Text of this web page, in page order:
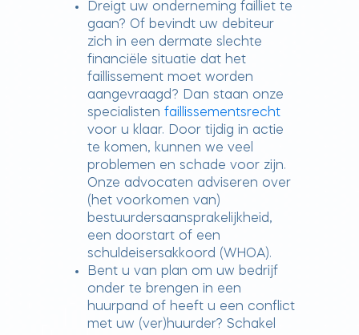
Dreigt uw onderneming failliet te
gaan? Of bevindt uw debiteur
zich in een dermate slechte
financiële situatie dat het
faillissement moet worden
aangevraagd? Dan staan onze
specialisten faillissementsrecht
voor u klaar. Door tijdig in actie
te komen, kunnen we veel
problemen en schade voor zijn.
Onze advocaten adviseren over
(het voorkomen van)
bestuurdersaansprakelijkheid,
een doorstart of een
schuldeisersakkoord (WHOA).
Bent u van plan om uw bedrijf
onder te brengen in een
huurpand of heeft u een conflict
met uw (ver)huurder? Schakel